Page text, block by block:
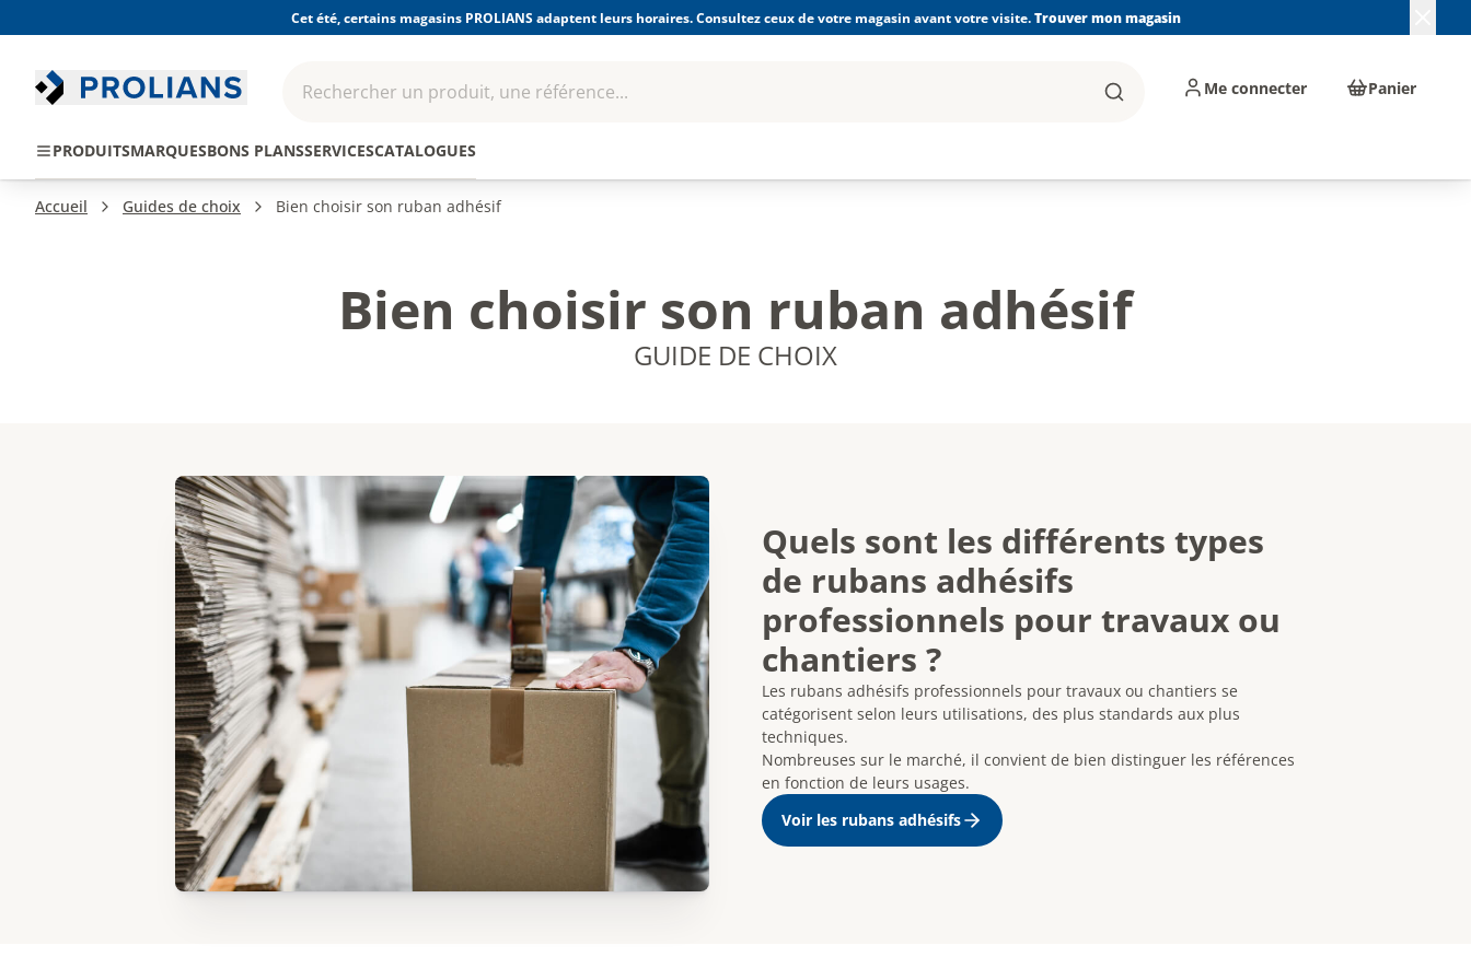
Cet été, certains magasins PROLIANS adaptent leurs horaires. Consultez ceux de votre magasin avant votre visite.Trouver mon magasin
Rechercher un produit, une référence... Rechercher
Me connecter Panier
PRODUITSMARQUESBONS PLANSSERVICESCATALOGUES
individuelle
Outillage Consommables
Accueil Guides de choix Bien choisir son ruban adhésif
Bien choisir son ruban adhésif
GUIDE DE CHOIX
Quels sont les différents types
de rubans adhésifs
professionnels pour travaux ou
chantiers ?
Les rubans adhésifs professionnels pour travaux ou chantiers se
catégorisent selon leurs utilisations, des plus standards aux plus
techniques.
Nombreuses sur le marché, il convient de bien distinguer les références
en fonction de leurs usages.
Voir les rubans adhésifs